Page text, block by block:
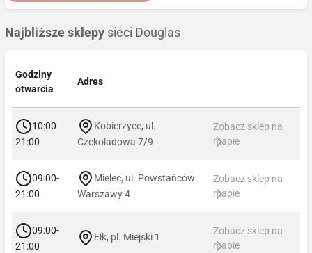
Najbliższe sklepy sieci Douglas
Godziny
otwarcia
Adres
10:00-
21:00
Kobierzyce, ul.
Czekoladowa 7/9
Zobacz sklep na
mapie
09:00-
21:00
Mielec, ul. Powstańców
Warszawy 4
Zobacz sklep na
mapie
09:00-
21:00
Ełk, pl. Miejski 1
Zobacz sklep na
mapie